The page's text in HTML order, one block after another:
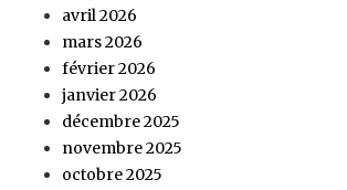
avril 2026
mars 2026
février 2026
janvier 2026
décembre 2025
novembre 2025
octobre 2025